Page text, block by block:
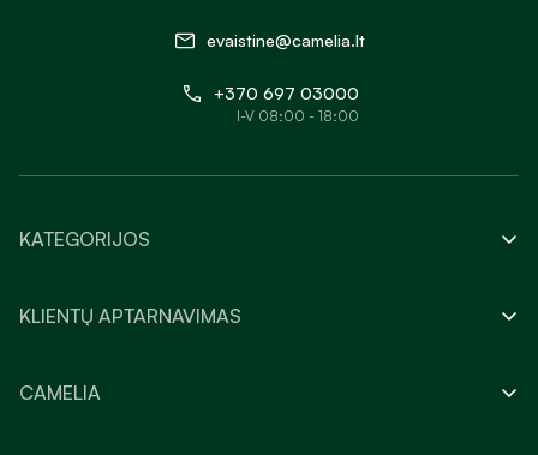
evaistine@camelia.lt
+370 697 03000
I-V 08:00 - 18:00
KATEGORIJOS
KLIENTŲ APTARNAVIMAS
CAMELIA